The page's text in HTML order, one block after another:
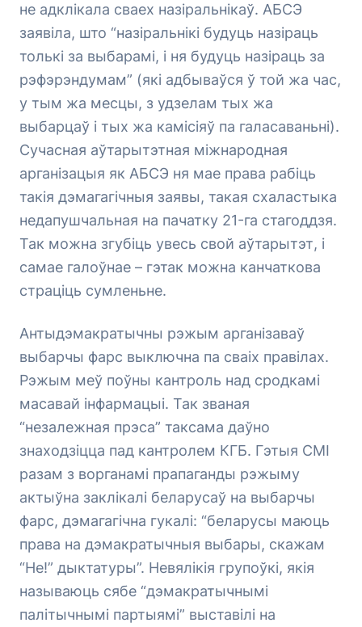
не адклікала сваех назіральнікаў. АБСЭ
заявіла, што “назіральнікі будуць назіраць
толькі за выбарамі, і ня будуць назіраць за
рэфэрэндумам” (які адбываўся ў той жа час,
у тым жа месцы, з удзелам тых жа
выбарцаў і тых жа камісіяў па галасаваньні).
Сучасная аўтарытэтная міжнародная
арганізацыя як АБСЭ ня мае права рабіць
такія дэмагагічныя заявы, такая схаластыка
недапушчальная на пачатку 21-га стагоддзя.
Так можна згубіць увесь свой аўтарытэт, і
самае галоўнае – гэтак можна канчаткова
страціць сумленьне.
Антыдэмакратычны рэжым арганізаваў
выбарчы фарс выключна па сваіх правілах.
Рэжым меў поўны кантроль над сродкамі
масавай інфармацыі. Так званая
“незалежная прэса” таксама даўно
знаходзіцца пад кантролем КГБ. Гэтыя СМІ
разам з ворганамі прапаганды рэжыму
актыўна заклікалі беларусаў на выбарчы
фарс, дэмагагічна гукалі: “беларусы маюць
права на дэмакратычныя выбары, скажам
“Не!” дыктатуры”. Невялікія групоўкі, якія
называюць сябе “дэмакратычнымі
палітычнымі партыямі” выставілі на